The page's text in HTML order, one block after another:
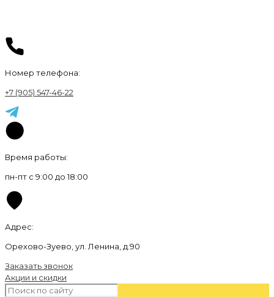
Номер телефона:
+7 (905) 547-46-22
Время работы:
пн-пт с 9:00 до 18:00
Адрес:
Орехово-Зуево, ул. Ленина, д.90
Заказать звонок
Акции и скидки